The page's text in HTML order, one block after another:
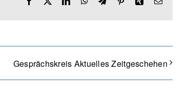
Gesprächskreis Aktuelles Zeitgeschehen